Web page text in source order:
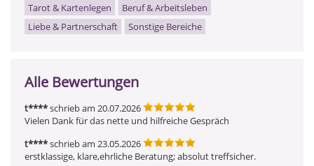
Tarot & Kartenlegen
Beruf & Arbeitsleben
Liebe & Partnerschaft
Sonstige Bereiche
Alle Bewertungen
t****schrieb am 20.07.2026
Vielen Dank für das nette und hilfreiche Gespräch
t****schrieb am 23.05.2026
erstklassige, klare,ehrliche Beratung; absolut treffsicher.